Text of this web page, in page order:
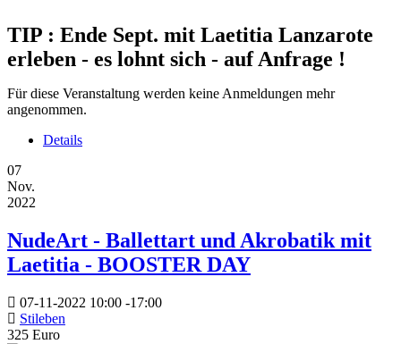
TIP : Ende Sept. mit Laetitia Lanzarote
erleben - es lohnt sich - auf Anfrage !
Für diese Veranstaltung werden keine Anmeldungen mehr
angenommen.
Details
07
Nov.
2022
NudeArt - Ballettart und Akrobatik mit
Laetitia - BOOSTER DAY
07-11-2022 10:00 -17:00
Stileben
325 Euro